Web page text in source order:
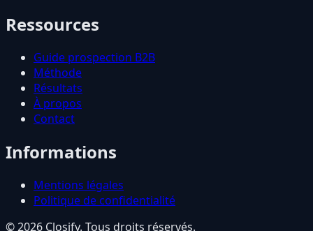
Ressources
Guide prospection B2B
Méthode
Résultats
À propos
Contact
Informations
Mentions légales
Politique de confidentialité
© 2026 Closify. Tous droits réservés.